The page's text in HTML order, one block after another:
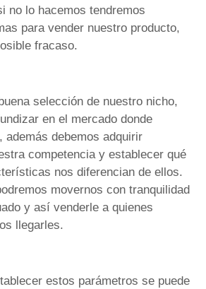
no lo hacemos tendremos
para vender nuestro producto,
fracaso.
selección de nuestro nicho,
en el mercado donde
además debemos adquirir
competencia y establecer qué
nos diferencian de ellos.
movernos con tranquilidad
y así venderle a quienes
llegarles.
estos parámetros se puede